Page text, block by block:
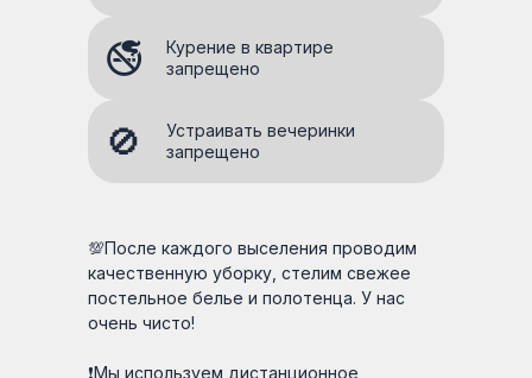
💯После каждого выселения проводим
качественную уборку, стелим свежее
постельное белье и полотенца. У нас
очень чисто!
❗Мы используем дистанционное
🚭
Курение в квартире
запрещено
🚫
Устраивать вечеринки
запрещено